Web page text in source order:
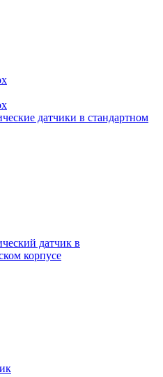
датчики в стандартном
датчик в
корпусе